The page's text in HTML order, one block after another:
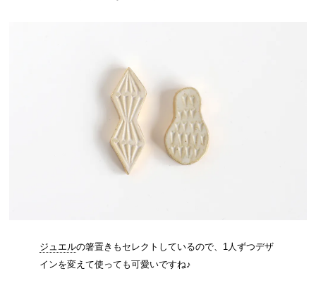
ジュエルの箸置きもセレクトしているので、1人ずつデザ
インを変えて使っても可愛いですね♪